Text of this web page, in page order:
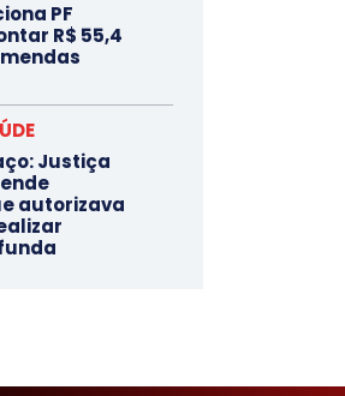
PF
R$ 55,4
Justiça
autorizava